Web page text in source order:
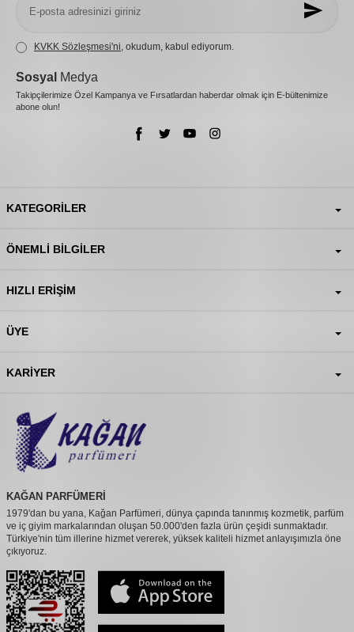
KVKK Sözleşmesi'ni , okudum, kabul ediyorum.
Sosyal Medya
Takipçilerimize Özel Kampanya ve Fırsatlardan haberdar olmak için E-bültenimize
abone olun!
KATEGORILER
ÖNEMLI BILGILER
HIZLI ERIŞIM
ÜYE
KARIYER
KAĞAN PARFÜMERİ
1979'dan bu yana, Kağan Parfümeri, dünya çapında tanınmış kozmetik, parfüm
ve iç giyim markalarından oluşan 50.000'den fazla ürün çeşidi sunmaktadır.
Türkiye'nin tüm illerine hizmet vererek, yüksek kaliteli hizmet anlayışımızla öne
çıkıyoruz.